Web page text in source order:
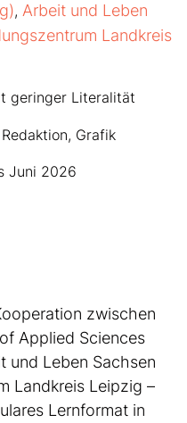
, Arbeit und Leben
Landkreis
geringer Literalität
Grafik
Juni 2026
zwischen
Applied Sciences
und Leben Sachsen
Landkreis Leipzig –
Lernformat in